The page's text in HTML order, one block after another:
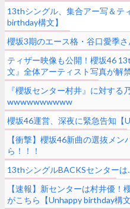
13thシングル、集合アー写＆テ
birthday構文】
櫻坂3期のエース格・谷口愛季
ティザー映像も公開！櫻坂46
文』全体アーティスト写真が解
『櫻坂センター村井』に対する
wwwwwwwwww
櫻坂46運営、深夜に緊急告知【
【衝撃】櫻坂46新曲の選抜メ
ら！！！
13thシングルBACKSセンターは
【速報】新センターは村井優
がこちら【Unhappy birthday構文